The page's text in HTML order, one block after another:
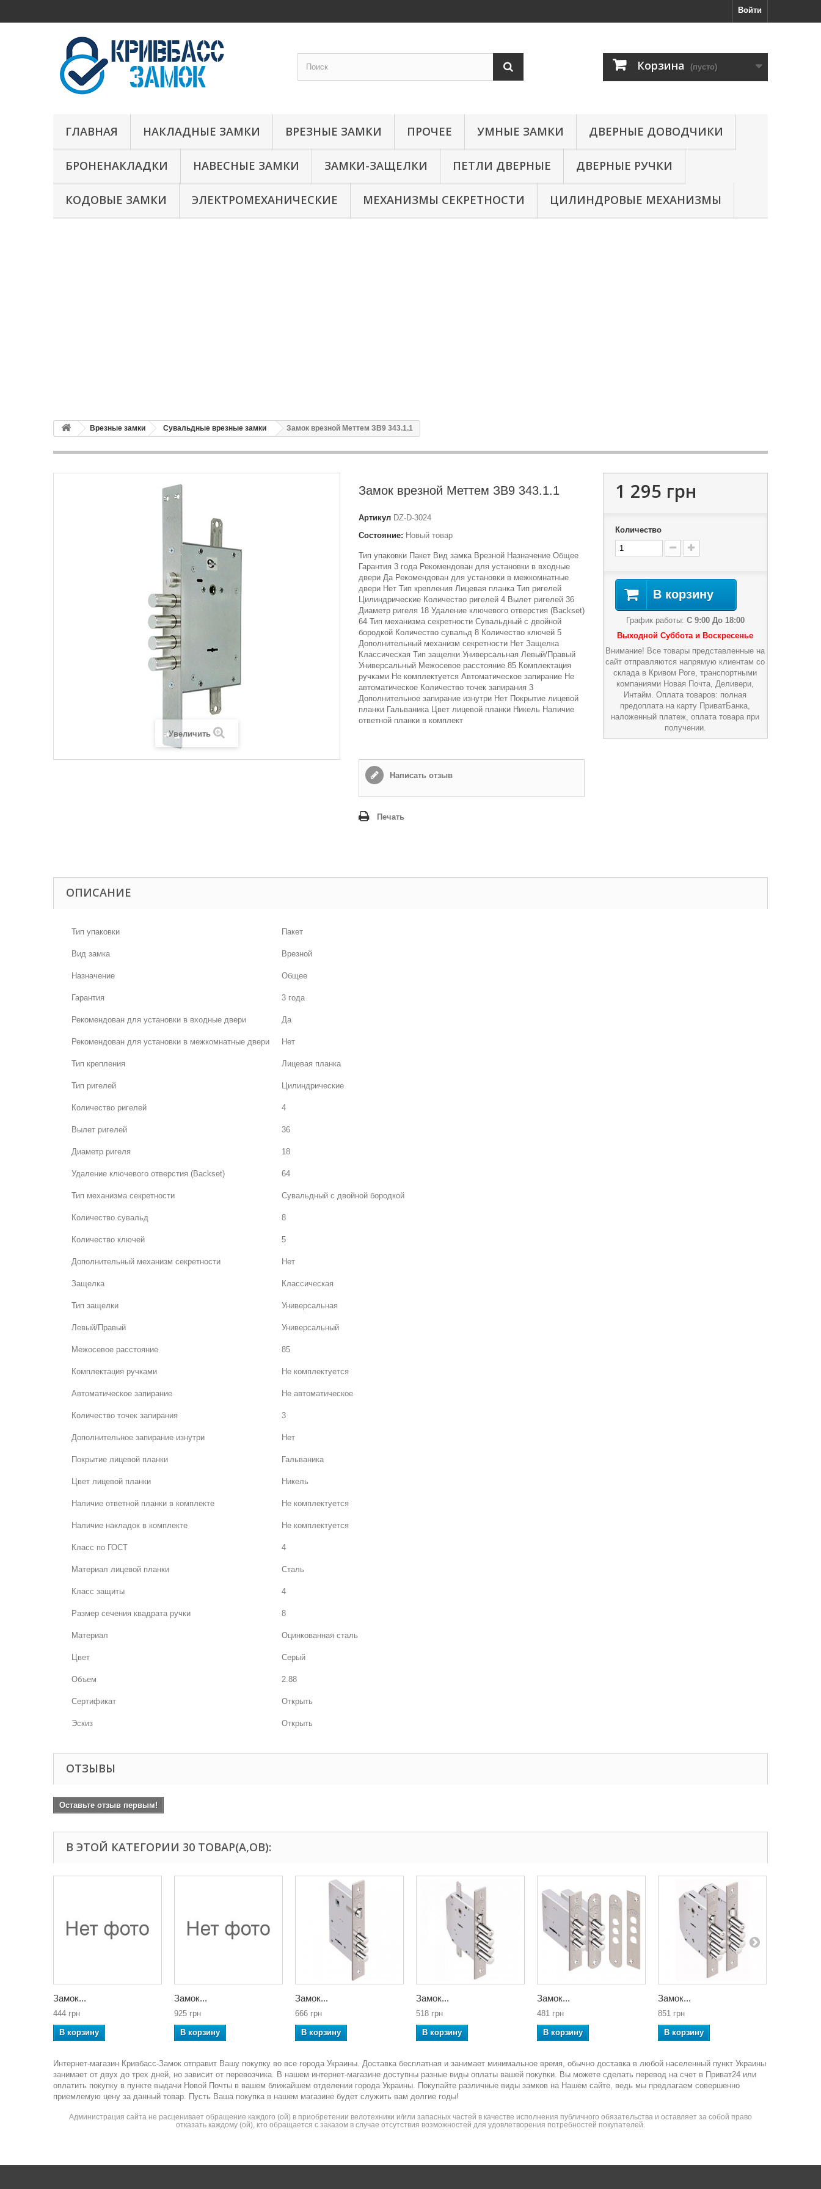
Войти
Корзина (пусто)
ГЛАВНАЯ НАКЛАДНЫЕ ЗАМКИ ВРЕЗНЫЕ ЗАМКИ ПРОЧЕЕ УМНЫЕ ЗАМКИ ДВЕРНЫЕ ДОВОДЧИКИ
БРОНЕНАКЛАДКИ НАВЕСНЫЕ ЗАМКИ ЗАМКИ-ЗАЩЕЛКИ ПЕТЛИ ДВЕРНЫЕ ДВЕРНЫЕ РУЧКИ
КОДОВЫЕ ЗАМКИ ЭЛЕКТРОМЕХАНИЧЕСКИЕ МЕХАНИЗМЫ СЕКРЕТНОСТИ ЦИЛИНДРОВЫЕ МЕХАНИЗМЫ
Врезные замки Сувальдные врезные замки Замок врезной Меттем ЗВ9 343.1.1
Увеличить
Замок врезной Меттем ЗВ9 343.1.1
Артикул DZ-D-3024
Состояние: Новый товар
Тип упаковки Пакет Вид замка Врезной Назначение Общее
Гарантия 3 года Рекомендован для установки в входные
двери Да Рекомендован для установки в межкомнатные
двери Нет Тип крепления Лицевая планка Тип ригелей
Цилиндрические Количество ригелей 4 Вылет ригелей 36
Диаметр ригеля 18 Удаление ключевого отверстия (Backset)
64 Тип механизма секретности Сувальдный с двойной
бородкой Количество сувальд 8 Количество ключей 5
Дополнительный механизм секретности Нет Защелка
Классическая Тип защелки Универсальная Левый/Правый
Универсальный Межосевое расстояние 85 Комплектация
ручками Не комплектуется Автоматическое запирание Не
автоматическое Количество точек запирания 3
Дополнительное запирание изнутри Нет Покрытие лицевой
планки Гальваника Цвет лицевой планки Никель Наличие
ответной планки в комплект
Написать отзыв
Печать
1 295 грн
Количество
В корзину
График работы: С 9:00 До 18:00
Выходной Суббота и Воскресенье
Внимание! Все товары представленные на
сайт отправляются напрямую клиентам со
склада в Кривом Роге, транспортными
компаниями Новая Почта, Деливери,
Интайм. Оплата товаров: полная
предоплата на карту ПриватБанка,
наложенный платеж, оплата товара при
получении.
ОПИСАНИЕ
Тип упаковки Пакет
Вид замка Врезной
Назначение Общее
Гарантия 3 года
Рекомендован для установки в входные двери Да
Рекомендован для установки в межкомнатные двери Нет
Тип крепления Лицевая планка
Тип ригелей Цилиндрические
Количество ригелей 4
Вылет ригелей 36
Диаметр ригеля 18
Удаление ключевого отверстия (Backset) 64
Тип механизма секретности Сувальдный с двойной бородкой
Количество сувальд 8
Количество ключей 5
Дополнительный механизм секретности Нет
Защелка Классическая
Тип защелки Универсальная
Левый/Правый Универсальный
Межосевое расстояние 85
Комплектация ручками Не комплектуется
Автоматическое запирание Не автоматическое
Количество точек запирания 3
Дополнительное запирание изнутри Нет
Покрытие лицевой планки Гальваника
Цвет лицевой планки Никель
Наличие ответной планки в комплекте Не комплектуется
Наличие накладок в комплекте Не комплектуется
Класс по ГОСТ 4
Материал лицевой планки Сталь
Класс защиты 4
Размер сечения квадрата ручки 8
Материал Оцинкованная сталь
Цвет Серый
Объем 2.88
Сертификат Открыть
Эскиз Открыть
ОТЗЫВЫ
Оставьте отзыв первым!
В ЭТОЙ КАТЕГОРИИ 30 ТОВАР(А,ОВ):
Замок...
444 грн
В корзину
Замок...
925 грн
В корзину
Замок...
666 грн
В корзину
Замок...
518 грн
В корзину
Замок...
481 грн
В корзину
Замок...
851 грн
В корзину
Интернет-магазин Кривбасс-Замок отправит Вашу покупку во все города Украины. Доставка бесплатная и занимает минимальное время, обычно доставка в любой населенный пункт Украины
занимает от двух до трех дней, но зависит от перевозчика. В нашем интернет-магазине доступны разные виды оплаты вашей покупки. Вы можете сделать перевод на счет в Приват24 или
оплатить покупку в пункте выдачи Новой Почты в вашем ближайшем отделении города Украины. Покупайте различные виды замков на Нашем сайте, ведь мы предлагаем совершенно
приемлемую цену за данный товар. Пусть Ваша покупка в нашем магазине будет служить вам долгие годы!
Администрация сайта не расценивает обращение каждого (ой) в приобретении велотехники и/или запасных частей в качестве исполнения публичного обязательства и оставляет за собой право
отказать каждому (ой), кто обращается с заказом в случае отсутствия возможностей для удовлетворения потребностей покупателей.